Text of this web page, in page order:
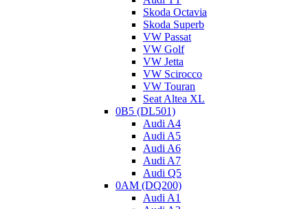
Skoda Octavia
Skoda Superb
VW Passat
VW Golf
VW Jetta
VW Scirocco
VW Touran
Seat Altea XL
0B5 (DL501)
Audi A4
Audi A5
Audi A6
Audi A7
Audi Q5
0AM (DQ200)
Audi A1